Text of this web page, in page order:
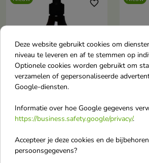

favorite_border
Anwen x Ministerstwo
Hydraterende Rozen-
200 ml
De milde formule verwijdert
Deze website gebruikt cookies om
niveau te leveren en af te stemmen op
Optionele cookies worden gebruikt om
verzamelen of gepersonaliseerde
Google-diensten.
Informatie over hoe Google gegevens
https://business.safety.google/privacy/.
Accepteer je deze cookies en de
persoonsgegevens?